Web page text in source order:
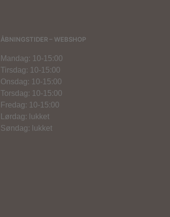
ÅBNINGSTIDER – WEBSHOP
Mandag: 10-15:00
Tirsdag: 10-15:00
Onsdag: 10-15:00
Torsdag: 10-15:00
Fredag: 10-15:00
Lørdag: lukket
Søndag: lukket